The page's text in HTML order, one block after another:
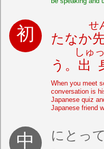
たなか
せ
う。 出
しゅ
When you meet
conversation is
Japanese quiz
Japanese friend
にとっ